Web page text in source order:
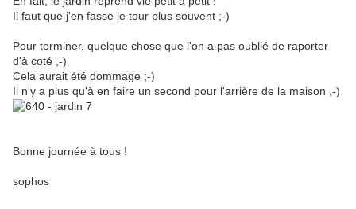
Il faut que j'en fasse le tour plus souvent ;-)
Pour terminer, quelque chose que l'on a pas oublié de raporter
d'à coté ,-)
Cela aurait été dommage ;-)
Il n'y a plus qu'à en faire un second pour l'arrière de la maison ,-)
Bonne journée à tous !
sophos